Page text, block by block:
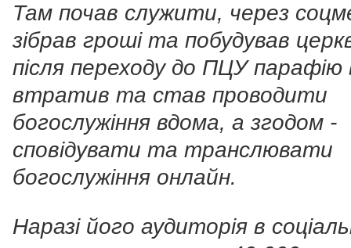
Там почав служити, через
зібрав гроші та побудував
після переходу до ПЦУ парафію
втратив та став проводити
богослужіння вдома, а згодом -
сповідувати та транслювати
богослужіння онлайн.
Наразі його аудиторія в